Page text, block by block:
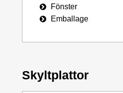
Fönster
Emballage
Skyltplattor